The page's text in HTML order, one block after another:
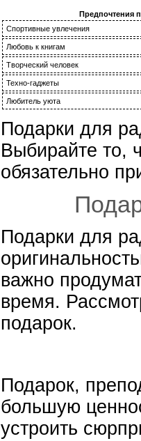
Предпочтения
Спортивные увлечения
Любовь к книгам
Творческий человек
Техно-гаджеты
Любитель уюта
Подарки для
Выбирайте то,
обязательно
Подарки для
важно
время.
подарок.
Подарок,
большую
устроить